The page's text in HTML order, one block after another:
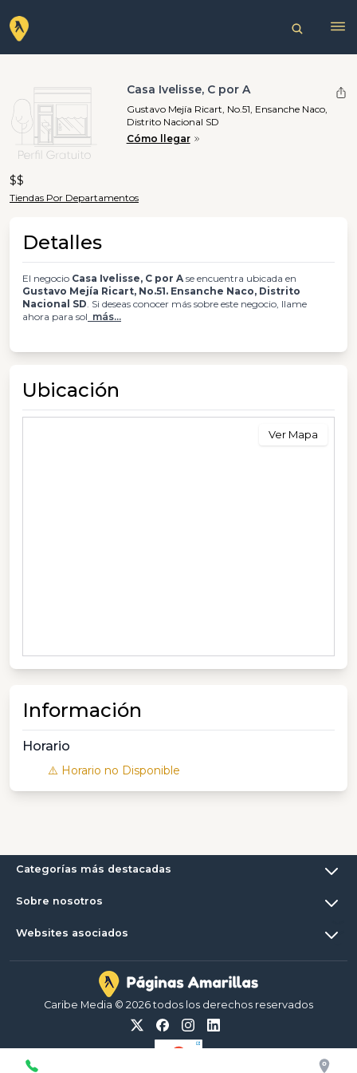
Casa Ivelisse, C por A
Gustavo Mejía Ricart, No.51, Ensanche Naco,
Distrito Nacional SD
Cómo llegar
$$
Tiendas Por Departamentos
Detalles
El negocio Casa Ivelisse, C por A se encuentra ubicada en
Gustavo Mejía Ricart, No.51. Ensanche Naco, Distrito
Nacional SD. Si deseas conocer más sobre este negocio, llame
ahora para sol más...
Ubicación
Ver Mapa
Información
Horario
⚠️ Horario no Disponible
Categorías más destacadas
Sobre nosotros
Websites asociados
Caribe Media © 2026 todos los derechos reservados